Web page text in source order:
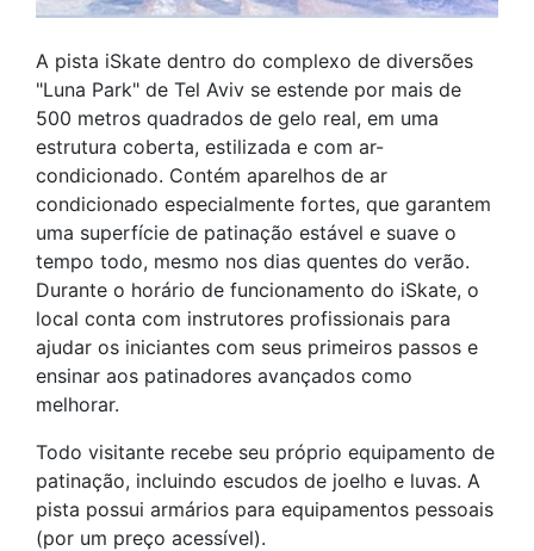
A pista iSkate dentro do complexo de diversões
"Luna Park" de Tel Aviv se estende por mais de
500 metros quadrados de gelo real, em uma
estrutura coberta, estilizada e com ar-
condicionado. Contém aparelhos de ar
condicionado especialmente fortes, que garantem
uma superfície de patinação estável e suave o
tempo todo, mesmo nos dias quentes do verão.
Durante o horário de funcionamento do iSkate, o
local conta com instrutores profissionais para
ajudar os iniciantes com seus primeiros passos e
ensinar aos patinadores avançados como
melhorar.
Todo visitante recebe seu próprio equipamento de
patinação, incluindo escudos de joelho e luvas. A
pista possui armários para equipamentos pessoais
(por um preço acessível).